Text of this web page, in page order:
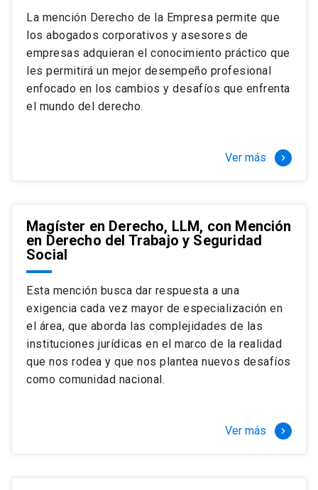
La mención Derecho de la Empresa permite que
los abogados corporativos y asesores de
empresas adquieran el conocimiento práctico que
les permitirá un mejor desempeño profesional
enfocado en los cambios y desafíos que enfrenta
el mundo del derecho.
Ver más keyboard_arrow_right
Magíster en Derecho, LLM, con Mención
en Derecho del Trabajo y Seguridad
Social
Esta mención busca dar respuesta a una
exigencia cada vez mayor de especialización en
el área, que aborda las complejidades de las
instituciones jurídicas en el marco de la realidad
que nos rodea y que nos plantea nuevos desafíos
como comunidad nacional.
Ver más keyboard_arrow_right